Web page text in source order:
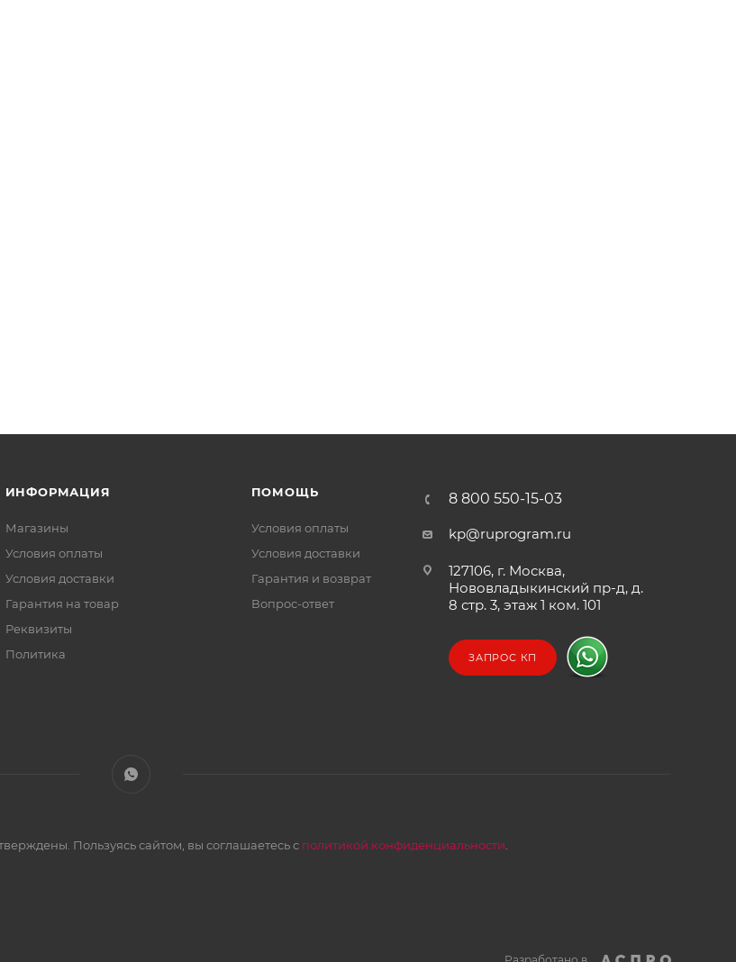
ИНФОРМАЦИЯ
Магазины
Условия оплаты
Условия доставки
Гарантия на товар
Реквизиты
Политика
ПОМОЩЬ
Условия оплаты
Условия доставки
Гарантия и возврат
Вопрос-ответ
8 800 550-15-03
kp@ruprogram.ru
127106, г. Москва,
Нововладыкинский пр-д, д.
8 стр. 3, этаж 1 ком. 101
ЗАПРОС КП
Пользуясь сайтом, вы соглашаетесь с политикой конфиденциальности